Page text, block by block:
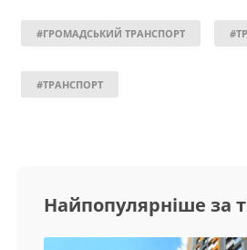
#ГРОМАДСЬКИЙ ТРАНСПОРТ
#ТРАНСПОРТ
Найпопулярніше за